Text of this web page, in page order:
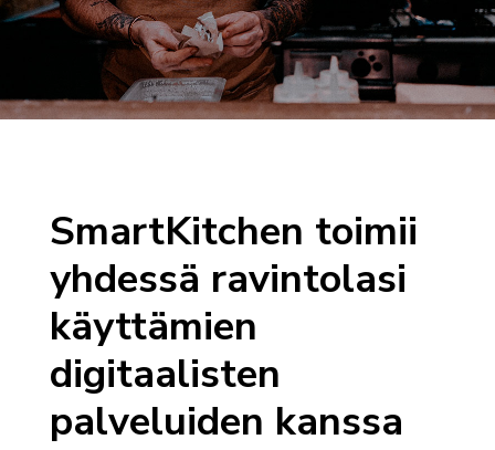
SmartKitchen toimii
yhdessä ravintolasi
käyttämien
digitaalisten
palveluiden kanssa